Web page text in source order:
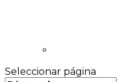
Seleccionar página